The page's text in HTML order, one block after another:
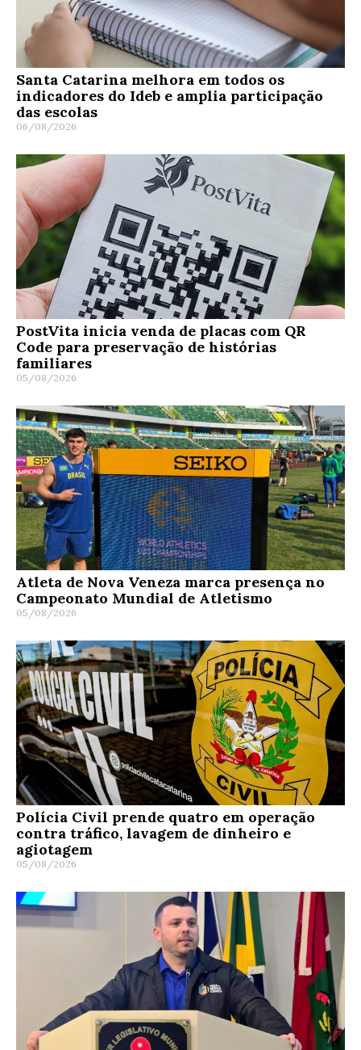
Santa Catarina melhora em todos os
indicadores do Ideb e amplia participação
das escolas
06/08/2026
PostVita inicia venda de placas com QR
Code para preservação de histórias
familiares
05/08/2026
Atleta de Nova Veneza marca presença no
Campeonato Mundial de Atletismo
05/08/2026
Polícia Civil prende quatro em operação
contra tráfico, lavagem de dinheiro e
agiotagem
05/08/2026